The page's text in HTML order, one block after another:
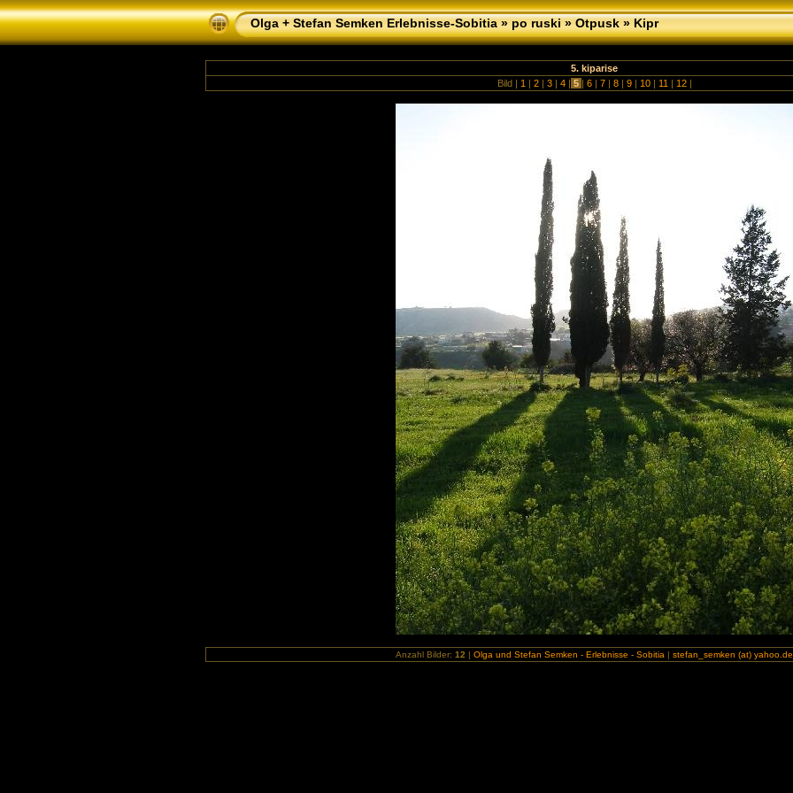
Olga + Stefan Semken Erlebnisse-Sobitia»po ruski»Otpusk»Kipr
5. kiparise
Bild | 1 | 2 | 3 | 4 | 5 | 6 | 7 | 8 | 9 | 10 | 11 | 12 |
Anzahl Bilder:12 |Olga und Stefan Semken - Erlebnisse - Sobitia |stefan_semken (at) yahoo.de